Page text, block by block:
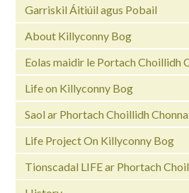
Garriskil Áitiúil agus Pobail
About Killyconny Bog
Eolas maidir le Portach Choillidh
Life on Killyconny Bog
Saol ar Phortach Choillidh
Life Project On Killyconny Bog
Tionscadal LIFE ar Phortach